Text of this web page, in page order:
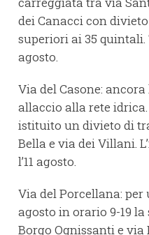
dei Canacci con
superiori ai 35 quintali.
agosto.
Via del Casone:
allaccio alla rete
istituito un divieto di
Bella e via dei Villani.
l’11 agosto.
Via del Porcellana:
agosto in orario 9-19
Borgo Ognissanti e via